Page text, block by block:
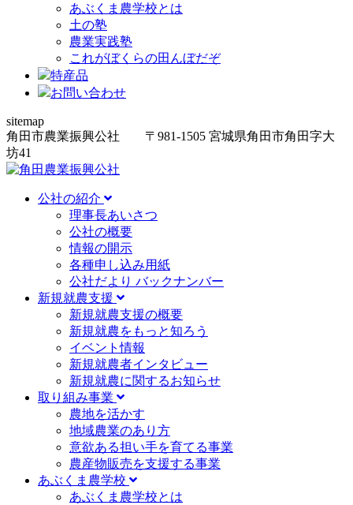
あぶくま農学校とは
土の塾
農業実践塾
これがぼくらの田んぼだぞ
特産品
お問い合わせ
sitemap
角田市農業振興公社 〒981-1505 宮城県角田市角田字大
坊41
公社の紹介
理事長あいさつ
公社の概要
情報の開示
各種申し込み用紙
公社だより バックナンバー
新規就農支援
新規就農支援の概要
新規就農をもっと知ろう
イベント情報
新規就農者インタビュー
新規就農に関するお知らせ
取り組み事業
農地を活かす
地域農業のあり方
意欲ある担い手を育てる事業
農産物販売を支援する事業
あぶくま農学校
あぶくま農学校とは